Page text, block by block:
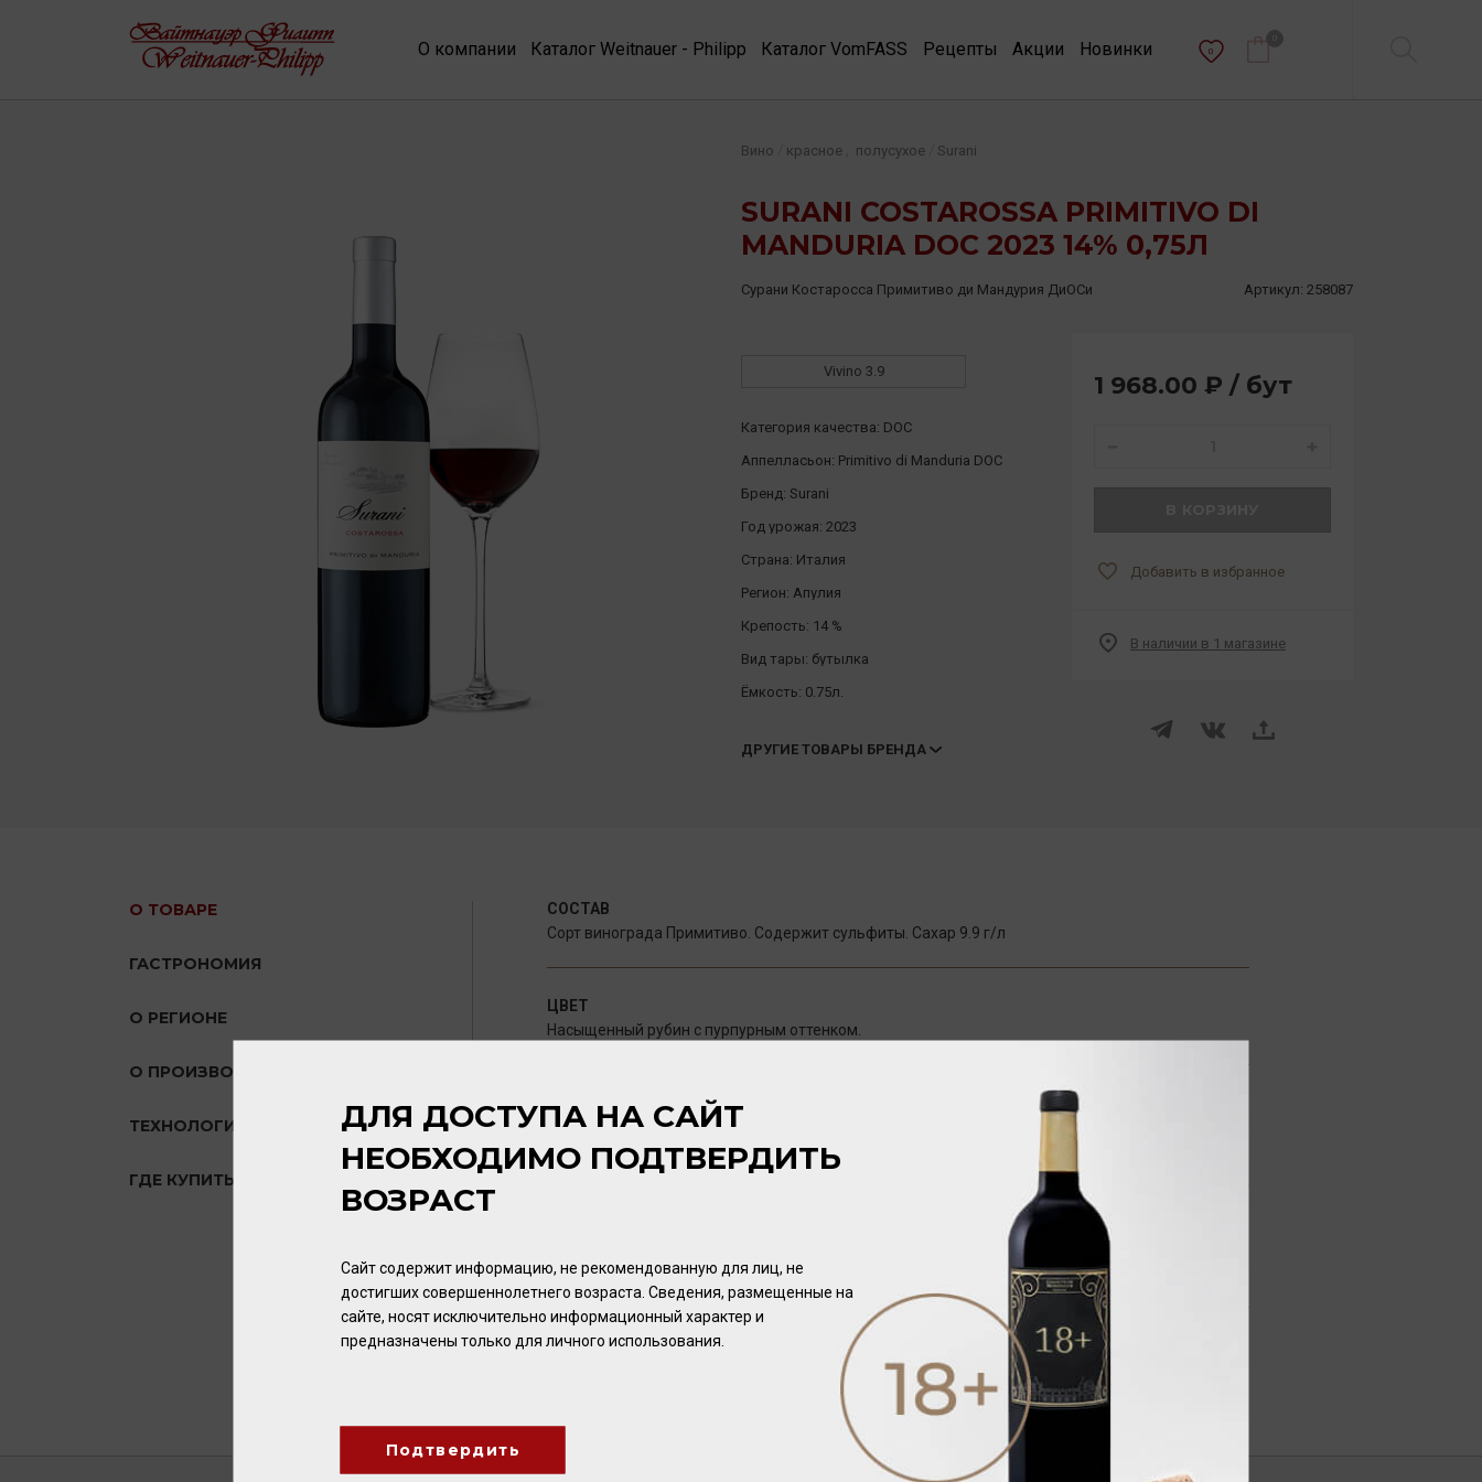
О компании Каталог Weitnauer - Philipp Каталог VomFASS Рецепты Акции Новинки 0
SURANI COSTAROSSA PRIMITIVO DI
MANDURIA DOC 2023 14% 0,75Л
Вино красное полусухое Surani
Сурани Костаросса Примитиво ди Мандурия ДиОСи Артикул: 258087
Vivino 3.9
Категория качества: DOC
Аппелласьон: Primitivo di Manduria DOC
Бренд: Surani
Год урожая: 2023
Страна: Италия
Регион: Апулия
Крепость: 14 %
Вид тары: бутылка
Ёмкость: 0.75л.
ДРУГИЕ ТОВАРЫ БРЕНДА
1 968.00 ₽ / бут
Добавить в избранное
В наличии в 1 магазине
О ТОВАРЕ
ГАСТРОНОМИЯ
О РЕГИОНЕ
О ПРОИЗВОДИТЕЛЕ
ТЕХНОЛОГИЯ
ГДЕ КУПИТЬ?
СОСТАВ
Сорт винограда Примитиво. Содержит сульфиты. Сахар 9.9 г/л
ЦВЕТ
Насыщенный рубин с пурпурным оттенком.
АРОМАТ
Интенсивный, теплый, раскрывается нотами вишни, черных ягод, чернослива, темного
шоколада и лакрицы.
Полнотелое вино, округлое, с бархатистыми танинами и насыщенным длительным
послевкусием.
ПОТЕНЦИАЛ ВЫДЕРЖКИ
ДЛЯ ДОСТУПА НА САЙТ
НЕОБХОДИМО ПОДТВЕРДИТЬ
ВОЗРАСТ
Сайт содержит информацию, не рекомендованную для лиц, не
достигших совершеннолетнего возраста. Сведения, размещенные на
сайте, носят исключительно информационный характер и
предназначены только для личного использования.
Подтвердить